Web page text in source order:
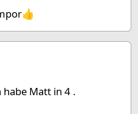
h2 Pawn e7
Matt in 4 .